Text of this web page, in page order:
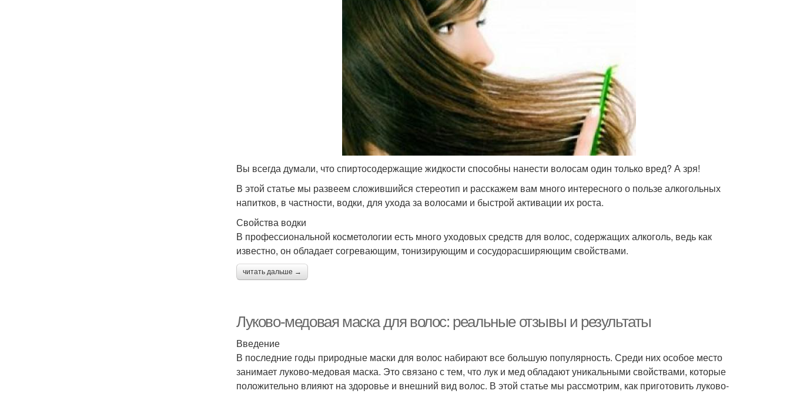
Вы всегда думали, что спиртосодержащие жидкости способны нанести волосам один только вред? А зря!
В этой статье мы развеем сложившийся стереотип и расскажем вам много интересного о пользе алкогольных
напитков, в частности, водки, для ухода за волосами и быстрой активации их роста.
Свойства водки
В профессиональной косметологии есть много уходовых средств для волос, содержащих алкоголь, ведь как
известно, он обладает согревающим, тонизирующим и сосудорасширяющим свойствами.
читать дальше →
Луково-медовая маска для волос: реальные отзывы и результаты
Введение
В последние годы природные маски для волос набирают все большую популярность. Среди них особое место
занимает луково-медовая маска. Это связано с тем, что лук и мед обладают уникальными свойствами, которые
положительно влияют на здоровье и внешний вид волос. В этой статье мы рассмотрим, как приготовить луково-